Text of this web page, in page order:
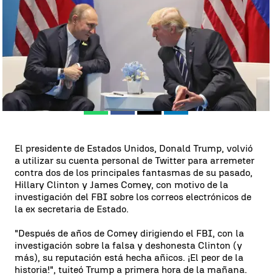
Antena 3 Noticias
Publicado:03 de diciembre de 2017, 21:29
WhatsappFacebook
X Linkedin
El presidente de Estados Unidos, Donald Trump, volvió
a utilizar su cuenta personal de Twitter para arremeter
contra dos de los principales fantasmas de su pasado,
Hillary Clinton y James Comey, con motivo de la
investigación del FBI sobre los correos electrónicos de
la ex secretaria de Estado.
"Después de años de Comey dirigiendo el FBI, con la
investigación sobre la falsa y deshonesta Clinton (y
más), su reputación está hecha añicos. ¡El peor de la
historia!", tuiteó Trump a primera hora de la mañana.